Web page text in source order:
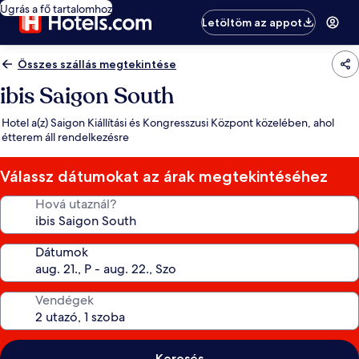
Ugrás a fő tartalomhoz
Letöltöm az appot
Összes szállás megtekintése
ibis Saigon South
Hotel a(z) Saigon Kiállítási és Kongresszusi Központ közelében, ahol
étterem áll rendelkezésre
Válassz dátumokat az árak megtekintéséhez
Hová utaznál?
Dátumok
Vendégek